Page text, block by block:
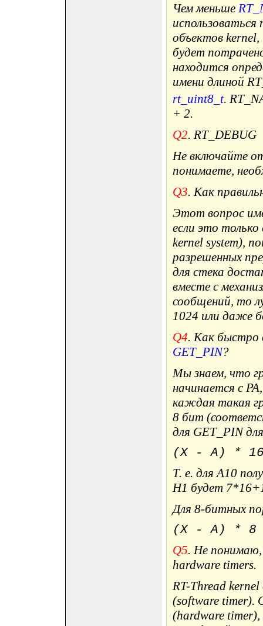
Чем меньше
объектов
будет
находится
имени длиной
rt_uint8_t.
+ 2.
Q2. RT_DEBUG
Не включайте
понимаете,
Q3. Как
Этот вопрос
если это
kernel system),
разрешенных
для стека
вместе с
сообщений, то
1024 или даже
Q4. Как быстро
GET_PIN?
Мы знаем, что
начинается с
каждая такая
8 бит
для GET_PIN
(X - A) *
Т. е. для A10
H1 будет
Для 8-битных
(X - A) * 8
Q5. Не
hardware timers.
RT-Thread
(software timer).
(hardware